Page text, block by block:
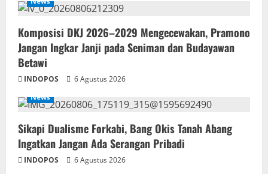
Komposisi DKJ 2026–2029 Mengecewakan, Pramono
Jangan Ingkar Janji pada Seniman dan Budayawan
Betawi
INDOPOS
6 Agustus 2026
News
Sikapi Dualisme Forkabi, Bang Okis Tanah Abang
Ingatkan Jangan Ada Serangan Pribadi
INDOPOS
6 Agustus 2026